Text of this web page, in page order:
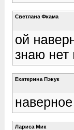
Светлана Фкама
ой
знаю нет
Екатерина Пэкук
Лариса Мик